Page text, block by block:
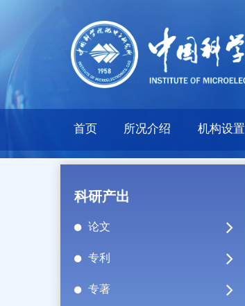
首页 所况介绍 机构设置
科研产出
论文
专利
专著